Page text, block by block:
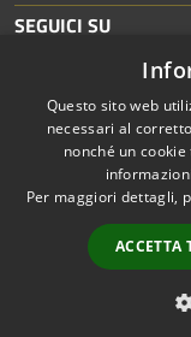
SEGUICI SU
RSS
Accessibilità
Questo sito web
necessari al
nonché un
Per maggiori dettagli,
ACCETTA